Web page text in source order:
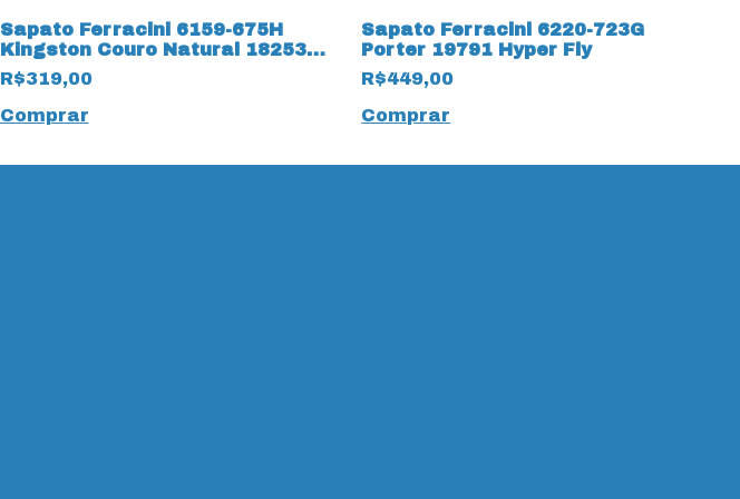
Sapato Ferracini 6159-675H
Kingston Couro Natural 18253
Café
R$319,00
Comprar
Sapato Ferracini 6220-723G
Porter 19791 Hyper Fly
R$449,00
Comprar